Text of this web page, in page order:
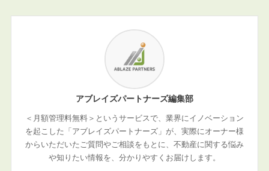
アブレイズパートナーズ編集部
＜月額管理料無料＞というサービスで、業界にイノベーション
を起こした「アブレイズパートナーズ」が、実際にオーナー様
からいただいたご質問やご相談をもとに、不動産に関する悩み
や知りたい情報を、分かりやすくお届けします。